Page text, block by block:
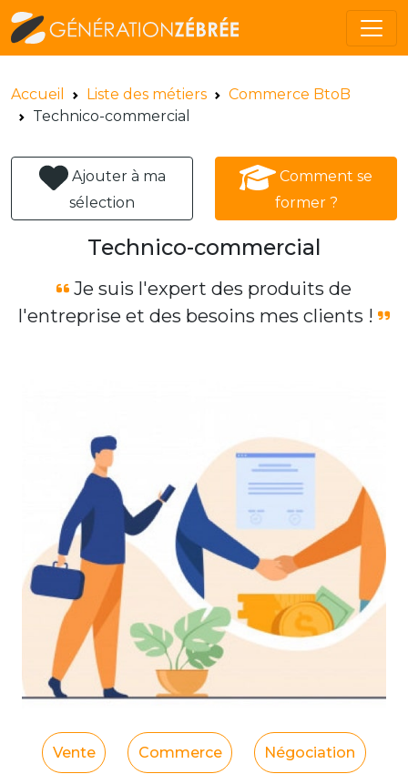
Accueil Liste des métiers
Commerce BtoB
Technico-commercial
Ajouter à ma
sélection
Comment se
former ?
Technico-commercial
Je suis l'expert des produits de
l'entreprise et des besoins mes clients !
Vente Commerce Négociation